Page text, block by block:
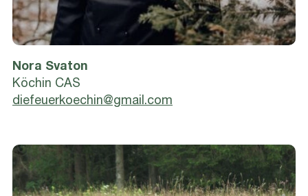
Nora Svaton
Köchin CAS
diefeuerkoechin@gmail.com